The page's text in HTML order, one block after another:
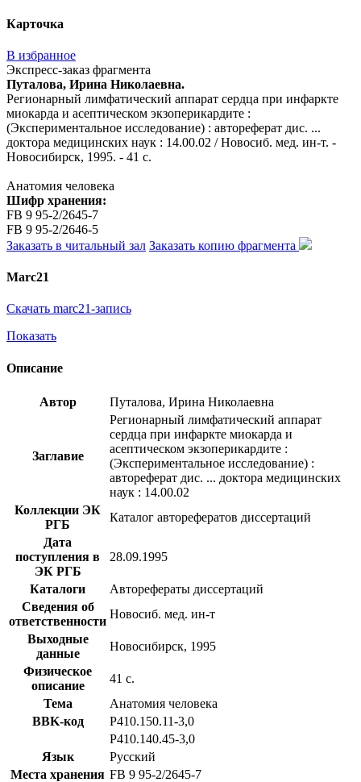
Карточка
В избранное
Экспресс-заказ фрагмента
Путалова, Ирина Николаевна.
Регионарный лимфатический аппарат сердца при инфаркте
миокарда и асептическом экзоперикардите :
(Экспериментальное исследование) : автореферат дис. ...
доктора медицинских наук : 14.00.02 / Новосиб. мед. ин-т. -
Новосибирск, 1995. - 41 с.
Анатомия человека
Шифр хранения:
FB 9 95-2/2645-7
FB 9 95-2/2646-5
Заказать в читальный зал Заказать копию фрагмента
Marc21
Скачать marc21-запись
Показать
Описание
Автор Путалова, Ирина Николаевна
Заглавие
Регионарный лимфатический аппарат
сердца при инфаркте миокарда и
асептическом экзоперикардите :
(Экспериментальное исследование) :
автореферат дис. ... доктора медицинских
наук : 14.00.02
Коллекции ЭК
РГБ
Каталог авторефератов диссертаций
Дата
поступления в
ЭК РГБ
28.09.1995
Каталоги
Авторефераты диссертаций
Сведения об
ответственности
Новосиб. мед. ин-т
Выходные
данные
Новосибирск, 1995
Физическое
описание
41 с.
Тема
Анатомия человека
BBK-код
Р410.150.11-3,0
Р410.140.45-3,0
Язык
Русский
Места хранения FB 9 95-2/2645-7